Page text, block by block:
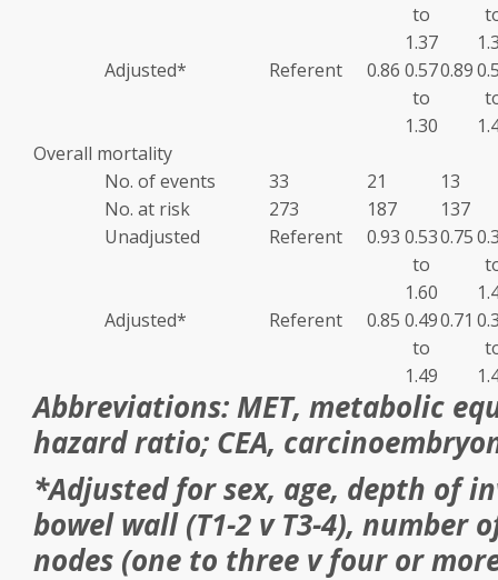
to
1.37
Adjusted* Referent 0.86 0.57
to
1.30
0.89
Overall mortality
No. of events
33 21
13
No. at risk
273 187
137
Unadjusted
Referent 0.93 0.53
to
1.60
0.75
Adjusted* Referent 0.85 0.49
to
1.49
0.71
Abbreviations: MET, metabolic
hazard ratio; CEA,
*Adjusted for sex, age, depth of
bowel wall (T1-2 v T3-4), number
nodes (one to three v four or